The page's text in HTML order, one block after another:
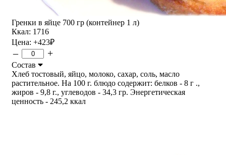
Гренки в яйце 700 гр (контейнер 1 л)
Ккал: 1716
Цена: +423₽
– +
Состав
Хлеб тостовый, яйцо, молоко, сахар, соль, масло
растительное. На 100 г. блюдо содержит: белков - 8 г .,
жиров - 9,8 г., углеводов - 34,3 гр. Энергетическая
ценность - 245,2 ккал